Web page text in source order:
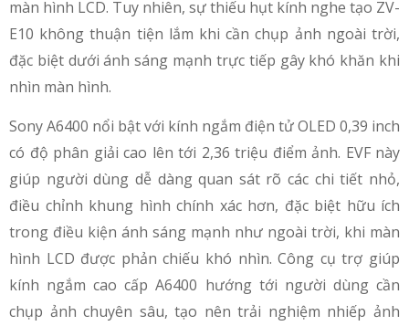
màn hình LCD. Tuy nhiên, sự thiếu hụt kính nghe tạo ZV-
E10 không thuận tiện lắm khi cần chụp ảnh ngoài trời,
đặc biệt dưới ánh sáng mạnh trực tiếp gây khó khăn khi
nhìn màn hình.
Sony A6400 nổi bật với kính ngắm điện tử OLED 0,39 inch
có độ phân giải cao lên tới 2,36 triệu điểm ảnh. EVF này
giúp người dùng dễ dàng quan sát rõ các chi tiết nhỏ,
điều chỉnh khung hình chính xác hơn, đặc biệt hữu ích
trong điều kiện ánh sáng mạnh như ngoài trời, khi màn
hình LCD được phản chiếu khó nhìn. Công cụ trợ giúp
kính ngắm cao cấp A6400 hướng tới người dùng cần
chụp ảnh chuyên sâu, tạo nên trải nghiệm nhiếp ảnh